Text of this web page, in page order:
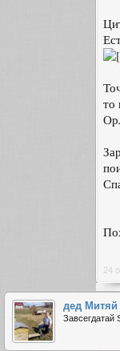
то
24
дед Митяй
Завсегдатай